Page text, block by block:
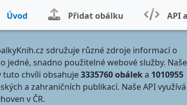
Úvod Přidat obálku API
sdružuje různé zdroje informací o
jedné, snadno použitelné webové služby. Naše
tuto chvíli obsahuje3335760 obáleka 1010955
a zahraničních publikací. Naše API využívá
v ČR.